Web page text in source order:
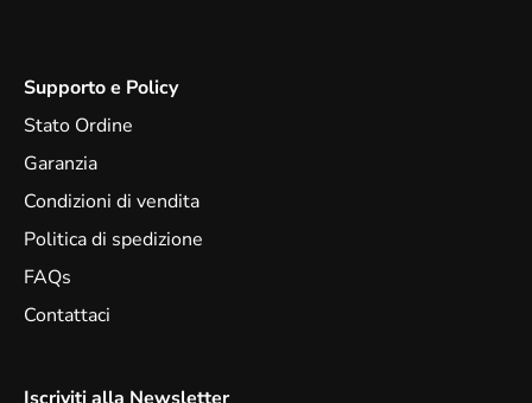
Supporto e Policy
Stato Ordine
Garanzia
Condizioni di vendita
Politica di spedizione
FAQs
Contattaci